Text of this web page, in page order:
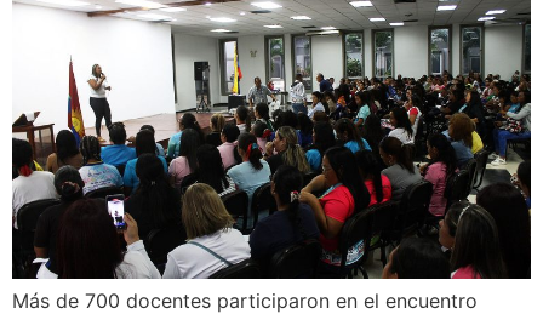
Más de 700 docentes participaron en el encuentro